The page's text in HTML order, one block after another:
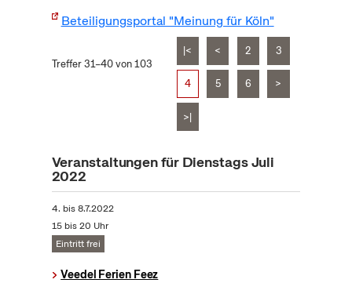
Beteiligungsportal "Meinung für Köln"
Treffer 31–40 von 103
|< < 2 3
4 5 6 >
>|
Veranstaltungen für Dienstags Juli
2022
4. bis8.7.2022
15 bis 20 Uhr
Eintritt frei
Veedel Ferien Feez